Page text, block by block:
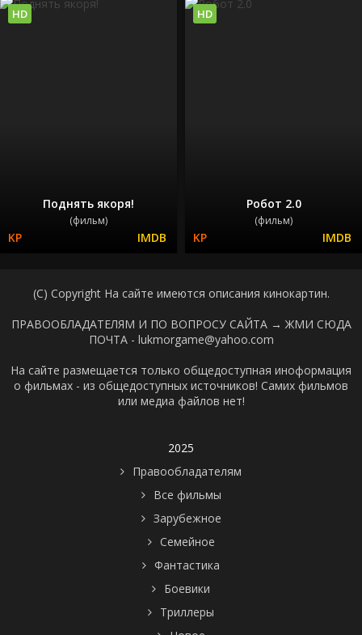
Поднять якоря!
(фильм)
HD
Робот 2.0
(фильм)
HD
(C) Copyright На сайте имеются описания кинокартин.
ПРАВООБЛАДАТЕЛЯМ И ПО ВОПРОСУ САЙТА → ЖМИ СЮДА
ПОЧТА - lukmorgame@yahoo.com
На сайте размещается только общедоступная иноформация
о фильмах - из общедоступных источников! Самих фильмов
или медиа файлов нет!
2025
Правообладателям
Все фильмы
Зарубежное
Семейное
Фантастика
Боевики
Триллеры